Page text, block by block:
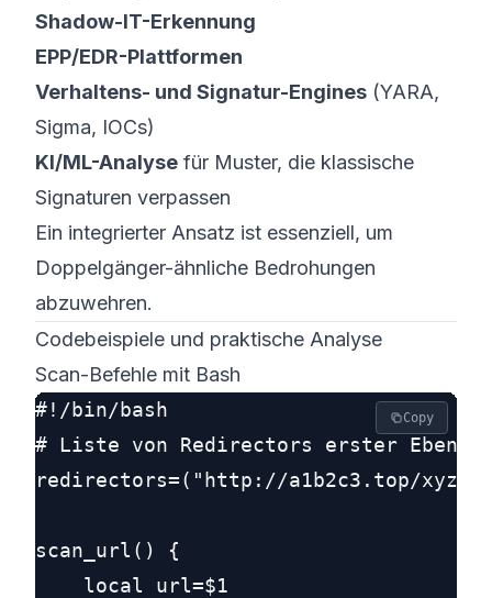
Shadow-IT-Erkennung
EPP/EDR-Plattformen
Verhaltens- und Signatur-Engines (YARA,
Sigma, IOCs)
KI/ML-Analyse für Muster, die klassische
Signaturen verpassen
Ein integrierter Ansatz ist essenziell, um
Doppelgänger-ähnliche Bedrohungen
abzuwehren.
Codebeispiele und praktische Analyse
Scan-Befehle mit Bash
#!/bin/bash
# Liste von Redirectors erster Ebene
redirectors=("http://a1b2c3.top/
scan_url() {
    local url=$1
Copy